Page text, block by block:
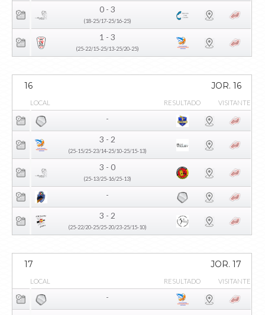
0 - 3
(18-25/17-25/16-25)
1 - 3
(25-22/15-25/13-25/20-25)
16 JOR. 16
LOCAL RESULTADO VISITANTE
-
3 - 2
(25-15/25-23/14-25/10-25/15-13)
3 - 0
(25-13/25-16/25-13)
-
3 - 2
(25-22/20-25/25-20/23-25/15-10)
17 JOR. 17
LOCAL RESULTADO VISITANTE
-